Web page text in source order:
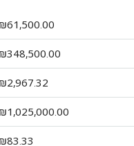
₪61,500.00
₪348,500.00
₪2,967.32
₪1,025,000.00
₪83.33